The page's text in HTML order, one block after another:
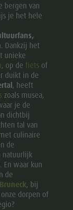
bergen van
je het hele
. Dankzij het
unieke
, op de fiets of
duikt in de
, heeft
zoals musea,
je de
dichtbij
tal van
culinaire
de
natuurlijk
En waar kun
de
Bruneck, bij
dorpen of